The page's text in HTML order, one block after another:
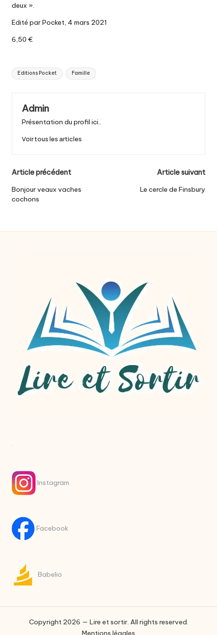
deux ».
Edité par Pocket, 4 mars 2021
6,50 €
Tags:
Editions Pocket Famille
Admin
Présentation du profil ici..
Voir tous les articles
Post
navigation
Article précédent
Bonjour veaux vaches
cochons
Article suivant
Le cercle de Finsbury
.
Instagram
Facebook
Babelio
Copyright 2026 — Lire et sortir. All rights reserved.
Mentions légales